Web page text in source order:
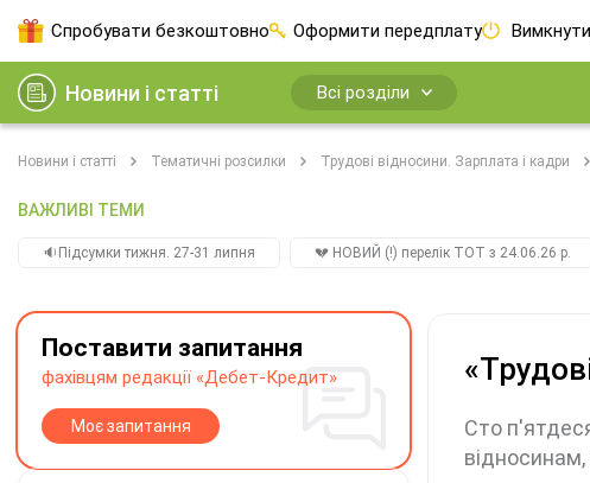
Спробувати безкоштовно Оформити передплату
Новини і статті Всі розділи
Новини і статті Тематичні розсилки Трудові відносини. Зарплата і кадри
ВАЖЛИВІ ТЕМИ
🔉Підсумки тижня. 27-31 липня 💔 НОВИЙ (!) перелік ТОТ з 24.06.26 р.
Сто
Поставити запитання
фахівцям редакції «Дебет-Кредит»
Моє запитання